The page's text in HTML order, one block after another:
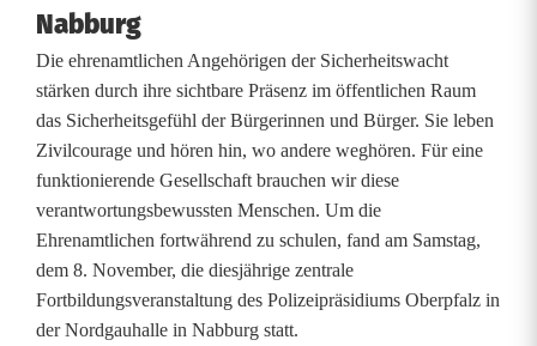
s
w
a
c
h
t
e
Nabburg
Die ehrenamtlichen Angehörigen der Sicherheitswacht
stärken durch ihre sichtbare Präsenz im öffentlichen Raum
das Sicherheitsgefühl der Bürgerinnen und Bürger. Sie leben
Zivilcourage und hören hin, wo andere weghören. Für eine
funktionierende Gesellschaft brauchen wir diese
verantwortungsbewussten Menschen. Um die
Ehrenamtlichen fortwährend zu schulen, fand am Samstag,
dem 8. November, die diesjährige zentrale
Fortbildungsveranstaltung des Polizeipräsidiums Oberpfalz in
der Nordgauhalle in Nabburg statt.